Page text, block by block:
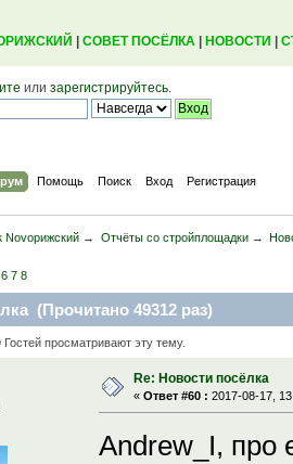
СОВЕТ ПОСЁЛКА| НОВОСТИ
или зарегистрируйтесь.
Помощь Поиск Вход Регистрация
Novoрижский → Отчёты со стройплощадки→
6 7 8
(Прочитано 49312 раз)
просматривают эту тему.
Re: Новости посёлка
« Ответ #60 : 2017-08-17,
Andrew_I, про